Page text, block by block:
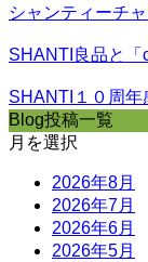
シャンティーチ
SHANTI良品と「
SHANTI１０周年
Blog投稿一覧
月を選択
2026年8月
2026年7月
2026年6月
2026年5月